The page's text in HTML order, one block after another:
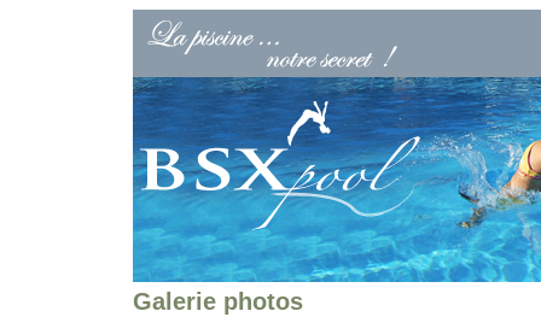
Galerie photos